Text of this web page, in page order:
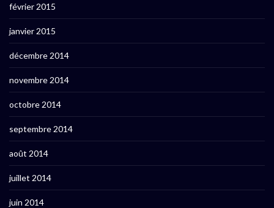
février 2015
janvier 2015
décembre 2014
novembre 2014
octobre 2014
septembre 2014
août 2014
juillet 2014
juin 2014